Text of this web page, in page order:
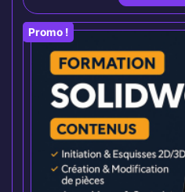
Promo !